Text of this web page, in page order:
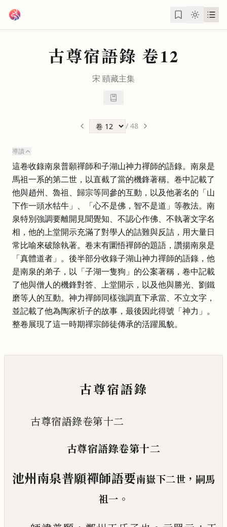
古尊宿語錄 卷12
宋 賾藏主集
/ 48
導讀
這卷收錄南泉普願禪師和子湖山神力禪師的語錄。南泉是
馬祖一系的第二世，以直截了當的機鋒著稱。卷中記載了
他與趙州、魯祖、歸宗等同參的互動，以及他著名的「山
下作一頭水牯牛」、「心不是佛，智不是道」等教法。南
泉特別強調要離開見聞覺知、不認心作佛、不執著文字名
相，他的上堂開示充滿了對學人的詰難與反詰，用大量日
常比喻來破除執著。卷末有圜悟禪師的題語，讚揚南泉是
「真體道者」。後半部分收錄子湖山神力禪師的語錄，他
是南泉的弟子，以「子湖一隻狗」的公案著稱，卷中記載
了他與僧人的機鋒對答、上堂開示，以及他與勝光、劉鐵
磨等人的互動。神力禪師同樣強調直下承當、不立文字，
並記載了他為陶家祈子的故事，最後因此得號「神力」。
整卷展現了這一時期禪宗師徒傳承的活躍風貌。
古尊宿語錄
古尊宿語錄卷第十二
古尊宿語錄卷第十二
池州南泉普願禪師語要南嶽下二世 ， 嗣馬
祖一 。